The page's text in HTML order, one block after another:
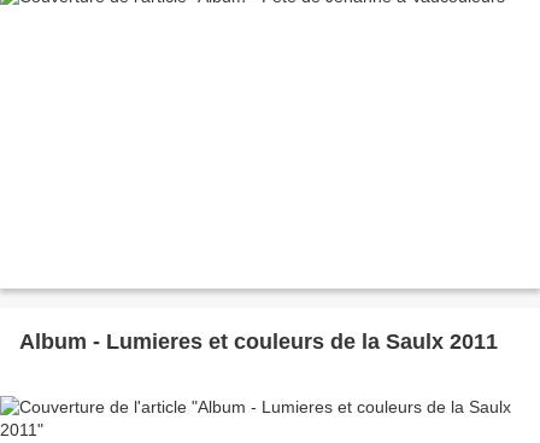
Album - Lumieres et couleurs de la Saulx 2011